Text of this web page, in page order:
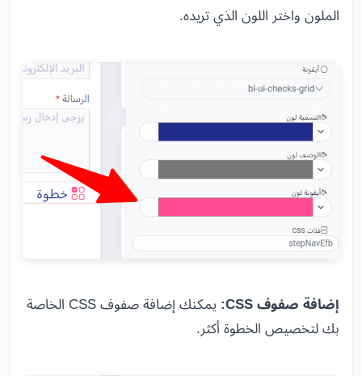
الملون واختر اللون الذي تريده.
إضافة صفوف CSS:
يمكنك إضافة صفوف CSS الخاصة
بك لتخصيص الخطوة أكثر.